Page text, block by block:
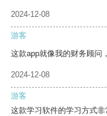
2024-12-08
游客
这款app就像我的财务顾问
2024-12-08
游客
这款学习软件的学习方式